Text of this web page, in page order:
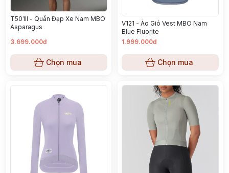
T501II - Quần Đạp Xe Nam MBO
Asparagus
3.699.000đ
Chọn mua
V121 - Áo Gió Vest MBO Nam
Blue Fluorite
1.999.000đ
Chọn mua